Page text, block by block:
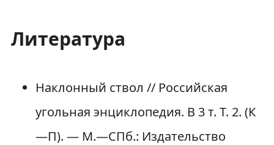
Литература
Наклонный ствол // Российская
угольная энциклопедия. В 3 т. Т. 2. (К
—П). — М.—СПб.: Издательство